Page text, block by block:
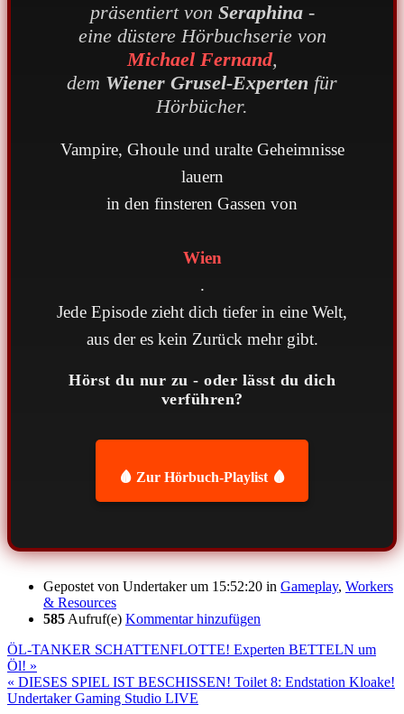
präsentiert von Seraphina-
eine düstere Hörbuchserie von
Michael Fernand,
dem Wiener Grusel-Experten für
Hörbücher.
Vampire, Ghoule und uralte Geheimnisse
lauern
in den finsteren Gassen von
Wien
.
Jede Episode zieht dich tiefer in eine Welt,
aus der es kein Zurück mehr gibt.
Hörst du nur zu - oder lässt du dich
verführen?
🩸 Zur Hörbuch-Playlist 🩸
Gepostet von Undertakerum 15:52:20 in Gameplay, Workers
& Resources
585 Aufruf(e) Kommentar hinzufügen
ÖL-TANKER SCHATTENFLOTTE! Experten BETTELN um
Öl! »
« DIESES SPIEL IST BESCHISSEN! Toilet 8: Endstation Kloake!
Undertaker Gaming Studio LIVE